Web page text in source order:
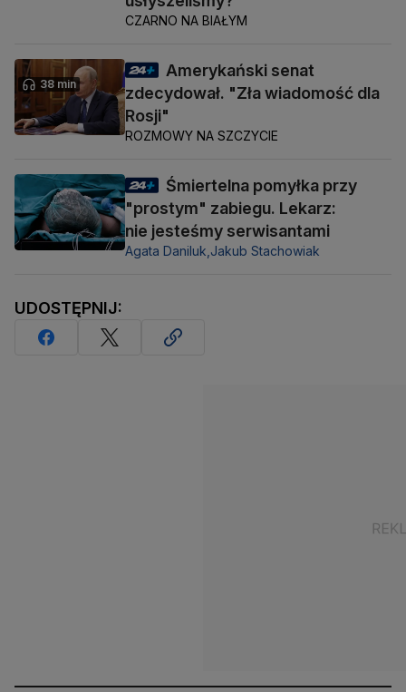
CZARNO NA BIAŁYM
38 min
Amerykański senat
zdecydował. "Zła wiadomość dla
Rosji"
ROZMOWY NA SZCZYCIE
Śmiertelna pomyłka przy
"prostym" zabiegu. Lekarz:
nie jesteśmy serwisantami
Agata Daniluk, Jakub Stachowiak
UDOSTĘPNIJ: